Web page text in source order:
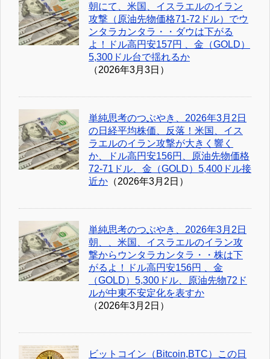
朝にて、米国、イスラエルのイラン
攻撃（原油先物価格71-72ドル）でウ
ンタラカンタラ・・ダウは下がる
よ！ドル高円安157円 、金（GOLD）
5,300ドル台で揺れるか
（2026年3月3日）
単純思考のつぶやき、2026年3月2日
の日経平均株価、反落！米国、イス
ラエルのイラン攻撃が大きく響く
か、ドル高円安156円、原油先物価格
72-71ドル、金（GOLD）5,400ドル接
近か （2026年3月2日）
単純思考のつぶやき、2026年3月2日
朝、、米国、イスラエルのイラン攻
撃からウンタラカンタラ・・株は下
がるよ！ドル高円安156円 、金
（GOLD）5,300ドル、原油先物72ド
ルが中東不安定化を表すか
（2026年3月2日）
ビットコイン（Bitcoin,BTC）この日